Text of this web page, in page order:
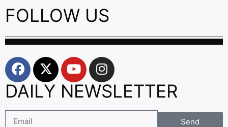
FOLLOW US
DAILY NEWSLETTER
Send